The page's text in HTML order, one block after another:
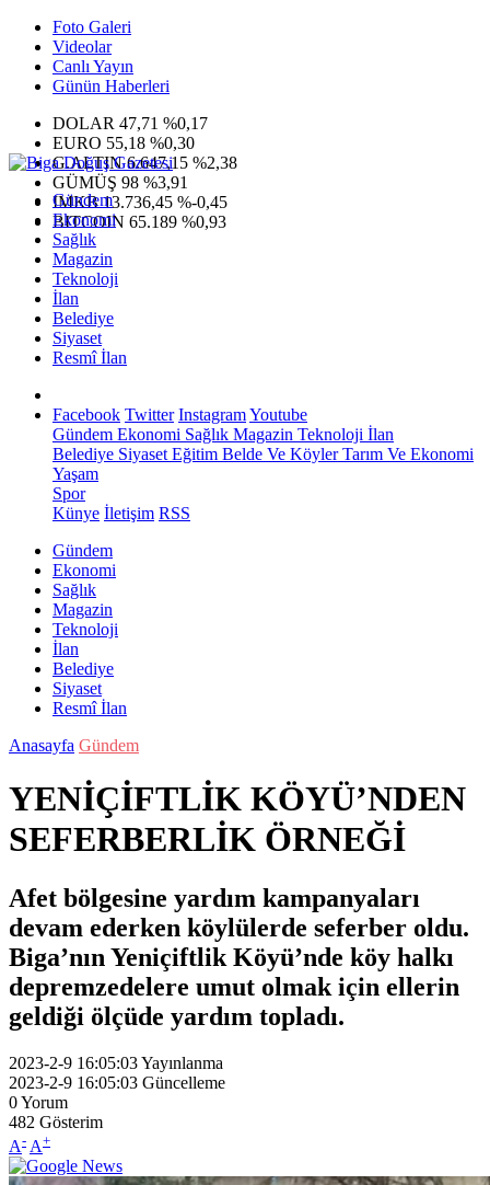
Foto Galeri
Videolar
Canlı Yayın
Günün Haberleri
DOLAR 47,71 %0,17
EURO 55,18 %0,30
G.ALTIN6.647,15 %2,38
GÜMÜŞ 98 %3,91
IMKB13.736,45 %-0,45
BITCOIN 65.189 %0,93
Gündem
Ekonomi
Sağlık
Magazin
Teknoloji
İlan
Belediye
Siyaset
Resmî İlan
Facebook Twitter InstagramYoutube
Gündem Ekonomi Sağlık Magazin Teknoloji İlan
Belediye Siyaset Eğitim Belde Ve KöylerTarım Ve Ekonomi
Yaşam
Spor
Künye İletişim RSS
Gündem
Ekonomi
Sağlık
Magazin
Teknoloji
İlan
Belediye
Siyaset
Resmî İlan
Anasayfa Gündem
YENİÇİFTLİK KÖYÜ’NDEN
SEFERBERLİK ÖRNEĞİ
Afet bölgesine yardım kampanyaları
devam ederken köylülerde seferber oldu.
Biga’nın Yeniçiftlik Köyü’nde köy halkı
depremzedelere umut olmak için ellerin
geldiği ölçüde yardım topladı.
2023-2-9 16:05:03Yayınlanma
2023-2-9 16:05:03 Güncelleme
0Yorum
482 Gösterim
A- A+